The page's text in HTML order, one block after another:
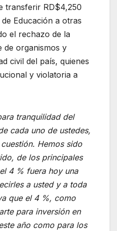
transferir RD$4,250
Educación a otras
el rechazo de la
de organismos y
civil del país, quienes
y violatoria a
tranquilidad del
cada uno de ustedes,
Hemos sido
de los principales
4 % fuera hoy una
a usted y a toda
que el 4 %, como
para inversión en
año como para los